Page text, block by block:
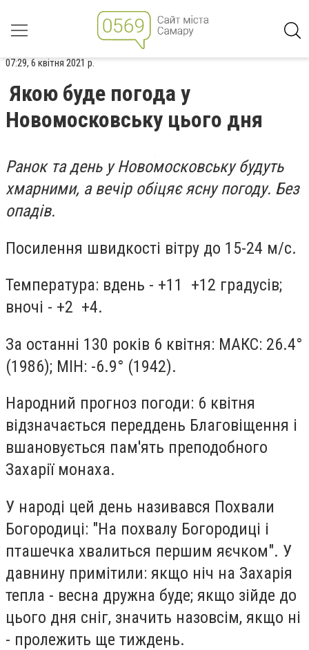
07:29, 6 квітня 2021 р.
Якою буде погода у
Новомосковську цього дня
Ранок та день у Новомосковську будуть
хмарними, а вечір обіцяє ясну погоду. Без
опадів.
Посилення швидкості вітру до 15-24 м/с.
Температура: вдень - +11 +12 градусів;
вночі - +2 +4.
За останні 130 років 6 квітня: МАКС: 26.4°
(1986); МІН: -6.9° (1942).
Народний прогноз погоди: 6 квітня
відзначається переддень Благовіщення і
вшановується пам'ять преподобного
Захарії монаха.
У народі цей день називався Похвали
Богородиці: "На похвалу Богородиці і
пташечка хвалиться першим яєчком". У
давнину примітили: якщо ніч на Захарія
тепла - весна дружна буде; якщо зійде до
цього дня сніг, значить назовсім, якщо ні
- пролежить ще тиждень.